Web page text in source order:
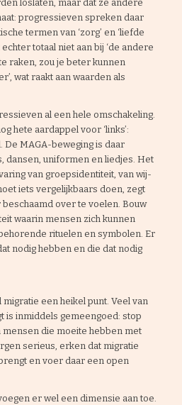
loslaten, maar dat ze andere
progressieven spreken daar
termen van ‘zorg’ en ‘liefde
totaal niet aan bij ‘de andere
raken, zou je beter kunnen
wat raakt aan waarden als
al een hele omschakeling.
hete aardappel voor ‘links’:
MAGA-beweging is daar
dansen, uniformen en liedjes. Het
van groepsidentiteit, van wij-
iets vergelijkbaars doen, zegt
over te voelen. Bouw
waarin mensen zich kunnen
rituelen en symbolen. Er
nodig hebben en die dat nodig
een heikel punt. Veel van
is inmiddels gemeengoed: stop
die moeite hebben met
serieus, erken dat migratie
en voer daar een open
er wel een dimensie aan toe.